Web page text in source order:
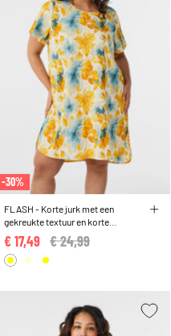
-30%
FLASH - Korte jurk met een
gekreukte textuur en korte
mouwen
Price reduced from
€ 24,99
€ 17,49